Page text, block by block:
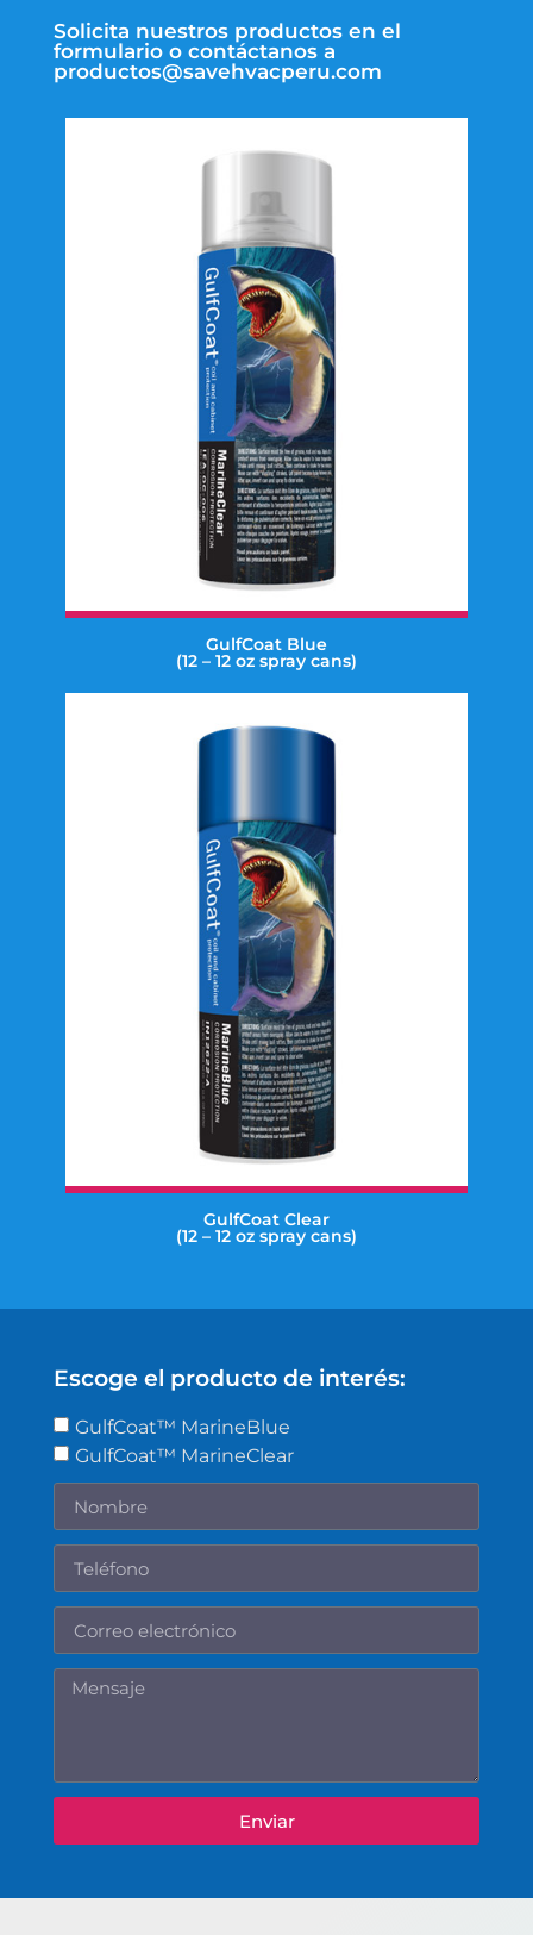
Solicita nuestros productos en el
formulario o contáctanos a
productos@savehvacperu.com
GulfCoat Blue
(12 – 12 oz spray cans)
GulfCoat Clear
(12 – 12 oz spray cans)
Escoge el producto de interés:
GulfCoat™ MarineBlue
GulfCoat™ MarineClear
Enviar